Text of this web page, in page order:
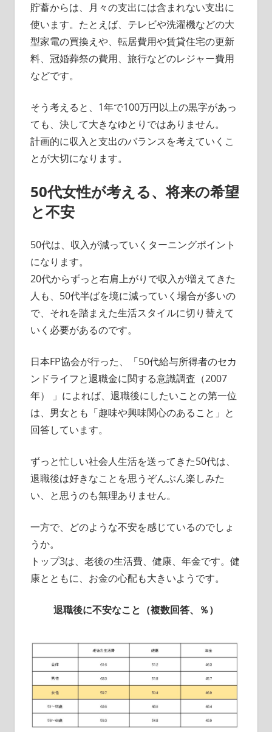
貯蓄からは、月々の支出には含まれない支出に
使います。たとえば、テレビや洗濯機などの大
型家電の買換えや、転居費用や賃貸住宅の更新
料、冠婚葬祭の費用、旅行などのレジャー費用
などです。
そう考えると、1年で100万円以上の黒字があっ
ても、決して大きなゆとりではありません。
計画的に収入と支出のバランスを考えていくこ
とが大切になります。
50代女性が考える、将来の希望
と不安
50代は、収入が減っていくターニングポイント
になります。
20代からずっと右肩上がりで収入が増えてきた
人も、50代半ばを境に減っていく場合が多いの
で、それを踏まえた生活スタイルに切り替えて
いく必要があるのです。
日本FP協会が行った、「50代給与所得者のセカ
ンドライフと退職金に関する意識調査（2007
年） 」によれば、退職後にしたいことの第一位
は、男女とも「趣味や興味関心のあること」と
回答しています。
ずっと忙しい社会人生活を送ってきた50代は、
退職後は好きなことを思うぞんぶん楽しみた
い、と思うのも無理ありません。
一方で、どのような不安を感じているのでしょ
うか。
トップ3は、老後の生活費、健康、年金です。健
康とともに、お金の心配も大きいようです。
退職後に不安なこと（複数回答、％）